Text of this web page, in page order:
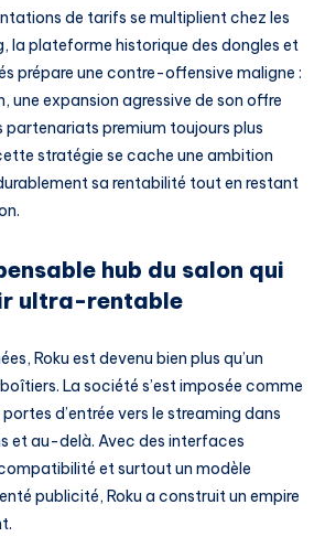
de tarifs se multiplient chez les
la plateforme historique des dongles et
prépare une contre-offensive maligne :
une expansion agressive de son offre
partenariats premium toujours plus
stratégie se cache une ambition
sa rentabilité tout en restant
hub du salon qui
ultra-rentable
Roku est devenu bien plus qu’un
La société s’est imposée comme
d’entrée vers le streaming dans
et au-delà. Avec des interfaces
et surtout un modèle
publicité, Roku a construit un empire